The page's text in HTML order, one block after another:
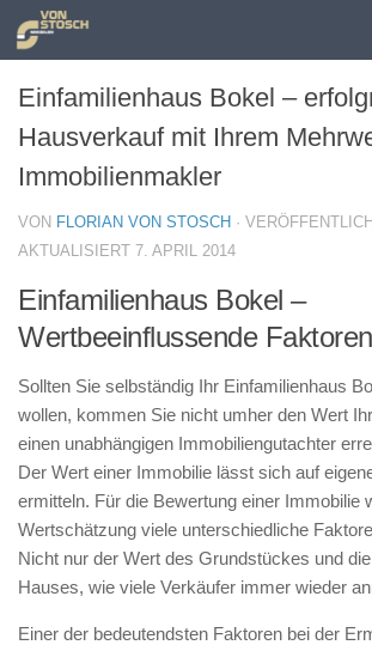
Zum Inhalt springen
Einfamilienhaus Bokel –
Hausverkauf mit Ihrem
Immobilienmakler
VON FLORIAN VON STOSCH ·
AKTUALISIERT 7. APRIL 2014
Einfamilienhaus Bokel –
Wertbeeinflussende Faktoren
Sollten Sie selbständig Ihr Einfamilienhaus
wollen, kommen Sie nicht umher den Wert
einen unabhängigen Immobiliengutachter
Der Wert einer Immobilie lässt sich auf
ermitteln. Für die Bewertung einer Immobilie
Wertschätzung viele unterschiedliche
Nicht nur der Wert des Grundstückes und
Hauses, wie viele Verkäufer immer wieder
Einer der bedeutendsten Faktoren bei der